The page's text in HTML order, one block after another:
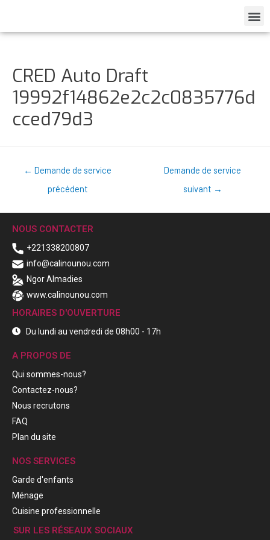
CRED Auto Draft
19992f14862e2c2c0835776d
cced79d3
← Demande de service
précédent
Demande de service
suivant →
NOUS CONTACTER
+221338200807
info@calinounou.com
Ngor Almadies
www.calinounou.com
HORAIRES D'OUVERTURE
Du lundi au vendredi de 08h00 - 17h
A PROPOS DE
Qui sommes-nous?
Contactez-nous?
Nous recrutons
FAQ
Plan du site
NOS SERVICES
Garde d'enfants
Ménage
Cuisine professionnelle
SUR LES RÉSEAUX SOCIAUX